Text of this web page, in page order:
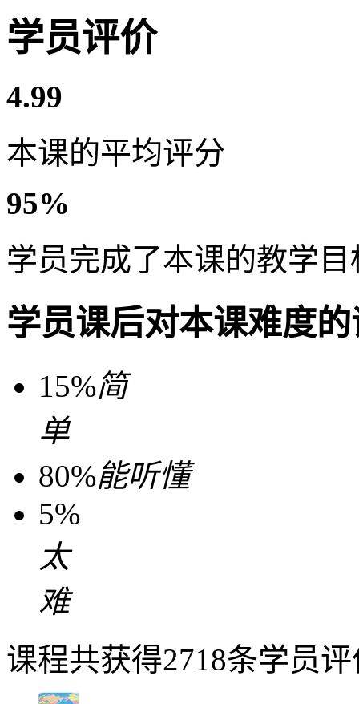
学员评价
4.99
本课的平均评分
95%
学员完成了本课的教学目
学员课后对本课难度
15%简
单
80%能听懂
5%
太
难
课程共获得2718条学员